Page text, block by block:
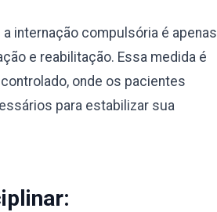
a internação compulsória é apenas
e reabilitação. Essa medida é
onde os pacientes
para estabilizar sua